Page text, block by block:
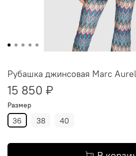
Рубашка джинсовая Marc
15 850 ₽
Размер
36 38 40